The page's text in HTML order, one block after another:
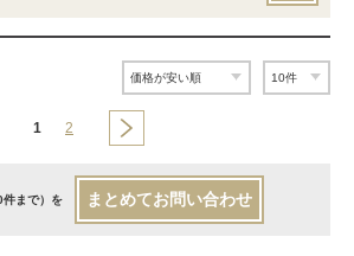
1 2
件まで）を まとめてお問い合わせ